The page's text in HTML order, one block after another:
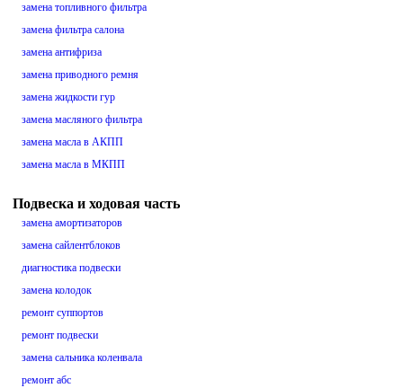
замена топливного фильтра
замена фильтра салона
замена антифриза
замена приводного ремня
замена жидкости гур
замена масляного фильтра
замена масла в АКПП
замена масла в МКПП
Подвеска и ходовая часть
замена амортизаторов
замена сайлентблоков
диагностика подвески
замена колодок
ремонт суппортов
ремонт подвески
замена сальника коленвала
ремонт абс